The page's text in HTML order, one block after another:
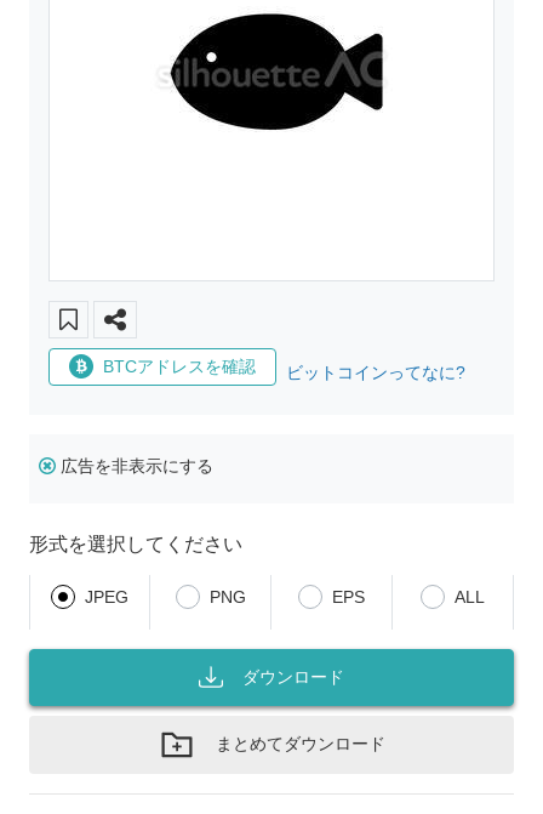
BTCアドレスを確認 ビットコインってなに?
広告を非表示にする
形式を選択してください
JPEG PNG EPS ALL
ダウンロード
まとめてダウンロード